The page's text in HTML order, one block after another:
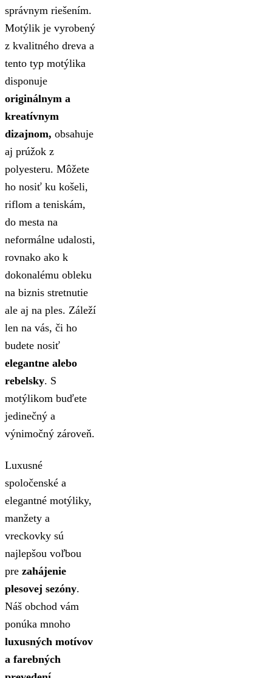
správnym riešením.
Motýlik je vyrobený
z kvalitného dreva a
tento typ motýlika
disponuje
originálnym a
kreatívnym
dizajnom, obsahuje
aj prúžok z
polyesteru. Môžete
ho nosiť ku košeli,
riflom a teniskám,
do mesta na
neformálne udalosti,
rovnako ako k
dokonalému obleku
na biznis stretnutie
ale aj na ples. Záleží
len na vás, či ho
budete nosiť
elegantne alebo
rebelsky. S
motýlikom buďete
jedinečný a
výnimočný zároveň.
Luxusné
spoločenské a
elegantné motýliky,
manžety a
vreckovky sú
najlepšou voľbou
pre zahájenie
plesovej sezóny.
Náš obchod vám
ponúka mnoho
luxusných motívov
a farebných